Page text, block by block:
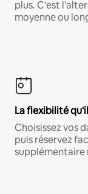
plus. C'est
moyenne ou
La flexibilité
Choisissez vos
puis réservez
supplémentaire